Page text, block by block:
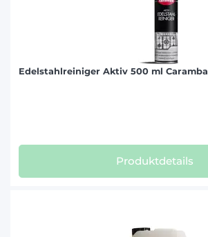
Edelstahlreiniger Aktiv 500 ml Caramba
Produktdetails